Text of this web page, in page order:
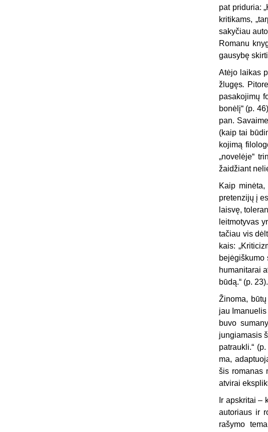
pat pri­duria:
kritikams,
sakyčiau
Romanu
gausy­bę
Atėjo laikas
žlugęs.
pasakojimų
bonėlį“ (p.
pan.
(kaip tai
kojimą
„novelėje“
žaidžiant
Kaip
preten­zijų į
laisvę,
leitmotyvas
tačiau vis
kais:
bejėgiškumo
humanitarai
būdą.“ (p. 23).
Žinoma,
jau
buvo
jungiamasis
patraukli.“
ma,
šis romanas
atvirai
Ir apskritai –
autoriaus ir
rašymo